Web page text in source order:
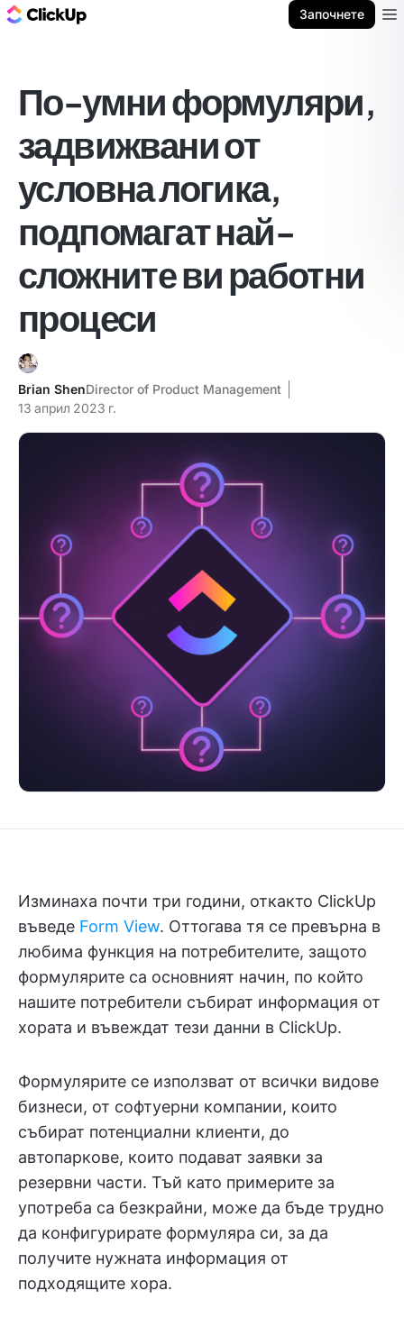
Започнете
По-умни формуляри,
задвижвани от
условна логика,
подпомагат най-
сложните ви работни
процеси
Brian ShenDirector of Product Management
13 април 2023 г.
Изминаха почти три години, откакто ClickUp
въведе Form View. Оттогава тя се превърна в
любима функция на потребителите, защото
формулярите са основният начин, по който
нашите потребители събират информация от
хората и въвеждат тези данни в ClickUp.
Формулярите се използват от всички видове
бизнеси, от софтуерни компании, които
събират потенциални клиенти, до
автопаркове, които подават заявки за
резервни части. Тъй като примерите за
употреба са безкрайни, може да бъде трудно
да конфигурирате формуляра си, за да
получите нужната информация от
подходящите хора.